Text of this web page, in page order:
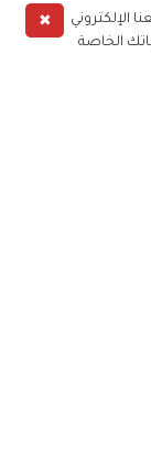
✖
الإلكتروني
الخاصة